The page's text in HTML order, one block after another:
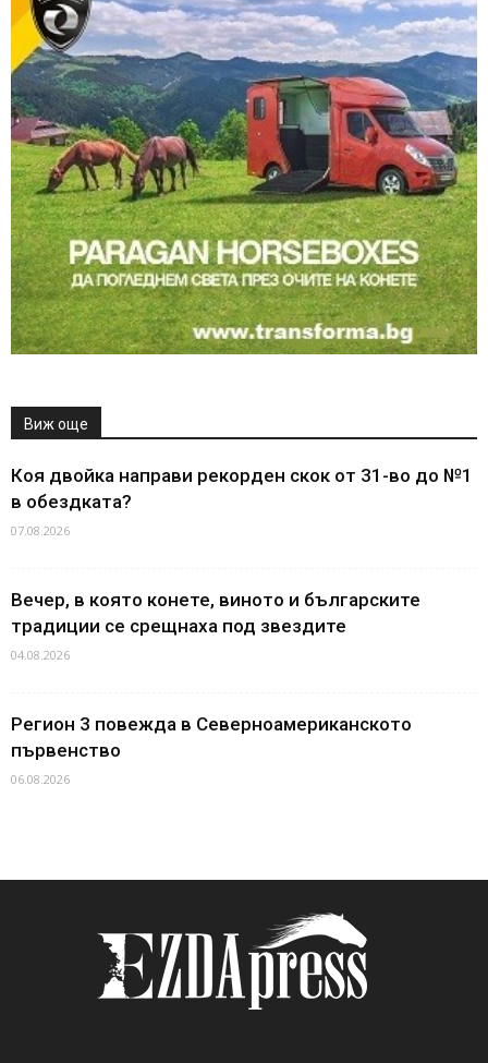
Виж още
Коя двойка направи рекорден скок от 31-во до №1
в обездката?
07.08.2026
Вечер, в която конете, виното и българските
традиции се срещнаха под звездите
04.08.2026
Регион 3 повежда в Северноамериканското
първенство
06.08.2026